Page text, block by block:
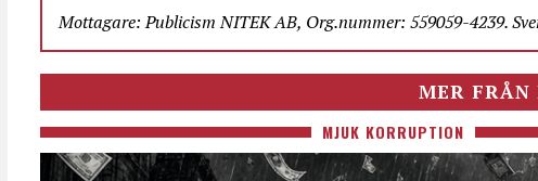
Mottagare: Publicism NITEK AB, Org.nummer: 559059-4239.
MER FRÅN
MJUK KORRUPTION